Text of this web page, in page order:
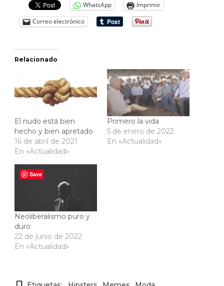
WhatsApp
Imprimir
Correo electrónico
Relacionado
El nudo está bien
hecho y bien apretado
16 de abril de 2021
En «Actualidad»
Primero la vida
5 de enero de 2022
En «Actualidad»
Neoliberalismo puro y
duro
22 de junio de 2022
En «Actualidad»
Save